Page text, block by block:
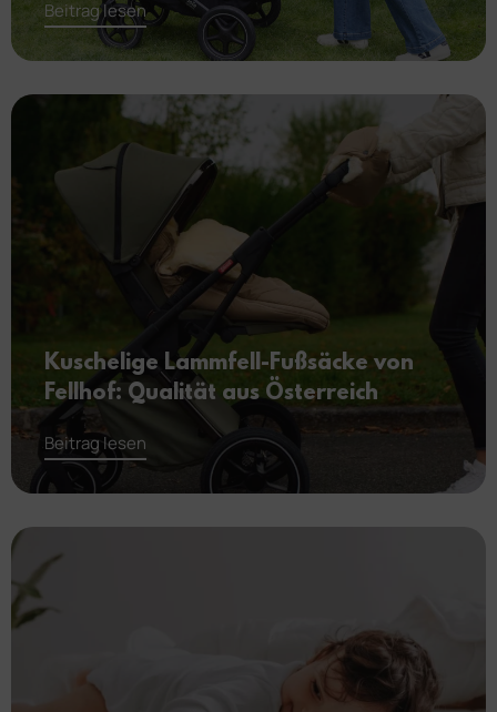
Beitrag lesen
Kuschelige Lammfell-Fußsäcke von
Fellhof: Qualität aus Österreich
Beitrag lesen